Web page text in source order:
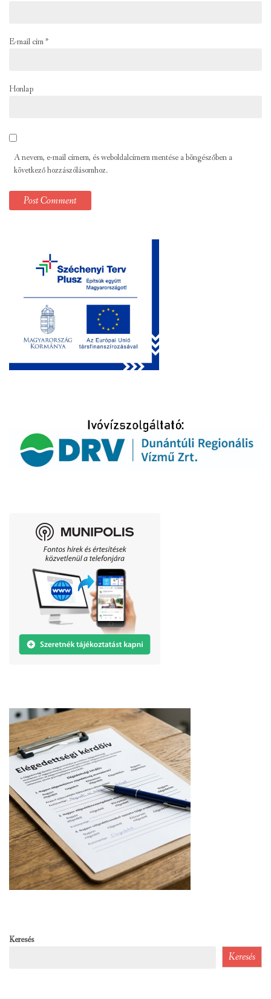
E-mail cím*
Honlap
A nevem, e-mail címem, és weboldalcímem mentése a böngészőben a
következő hozzászólásomhoz.
Keresés
Keresés